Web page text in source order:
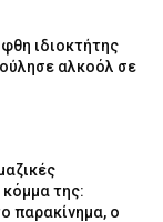
ιδιοκτήτης
αλκοόλ σε
της:
παρακίνημα, ο